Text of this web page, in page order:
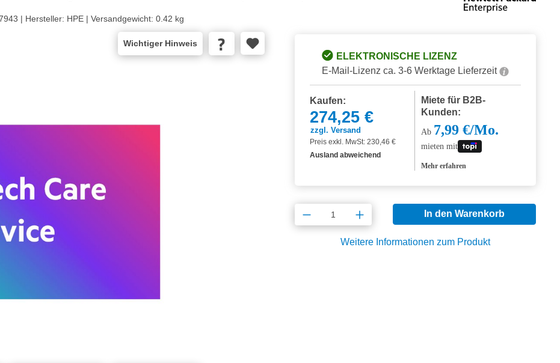
| Hersteller: HPE | Versandgewicht: 0.42 kg
Wichtiger Hinweis
ELEKTRONISCHE LIZENZ
E-Mail-Lizenz ca. 3-6 Werktage Lieferzeit
Kaufen:
274,25 €
zzgl. Versand
Preis exkl. MwSt: 230,46 €
Ausland abweichend
Miete für B2B-
Kunden:
Ab 7,99 €/Mo.
mieten mit
Mehr erfahren
Produkt Anzahl: Gib den gewünschten
In den Warenkorb
Weitere Informationen zum Produkt